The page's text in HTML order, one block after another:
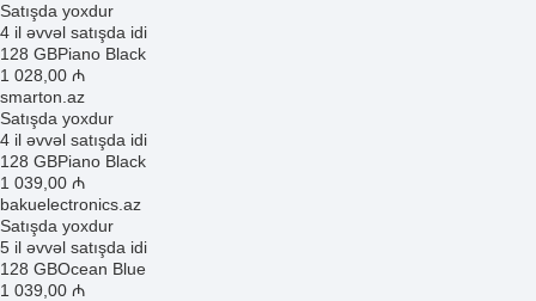
Satışda yoxdur
4 il əvvəl satışda idi
128 GBPiano Black
1 028 ,00 ₼
smarton.az
Satışda yoxdur
4 il əvvəl satışda idi
128 GBPiano Black
1 039 ,00 ₼
bakuelectronics.az
Satışda yoxdur
5 il əvvəl satışda idi
128 GBOcean Blue
1 039 ,00 ₼